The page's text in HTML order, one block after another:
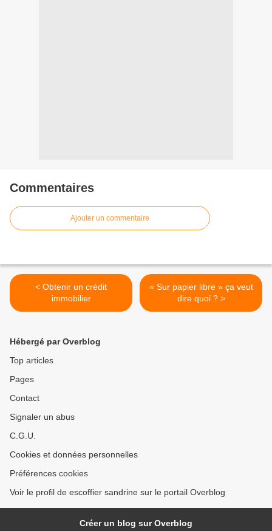
Commentaires
Ajouter un commentaire
< Obtenir un crédit
immobilier
« Sur papier libre » ça veut
dire quoi ? >
Hébergé par Overblog
Top articles
Pages
Contact
Signaler un abus
C.G.U.
Cookies et données personnelles
Préférences cookies
Voir le profil de escoffier sandrine sur le portail Overblog
Créer un blog sur Overblog